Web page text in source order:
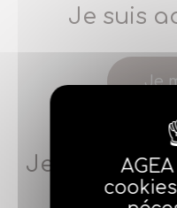
Je suis
Je
Je ne suis